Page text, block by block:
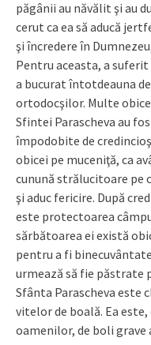
păgânii au năvălit şi au
cerut ca ea să aducă
şi încredere în
Pentru aceasta, a
a bucurat întotdeauna
ortodocşilor. Multe
Sfintei Parascheva au
împodobite de
obicei pe muceniţă, ca
cunună strălucitoare pe
şi aduc fericire. După
este protectoarea
sărbătoarea ei există
pentru a fi
urmează să fie păstrate
Sfânta Parascheva este
vitelor de boală. Ea
oamenilor, de boli